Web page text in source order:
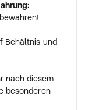
Behältnis und
nach diesem
besonderen